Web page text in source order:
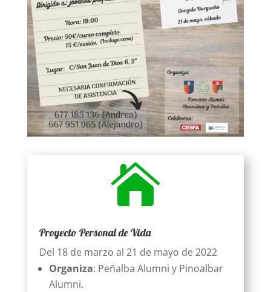

Proyecto Personal de Vida
Del 18 de marzo al 21 de mayo de 2022
Organiza: Peñalba Alumni y Pinoalbar
Alumni.